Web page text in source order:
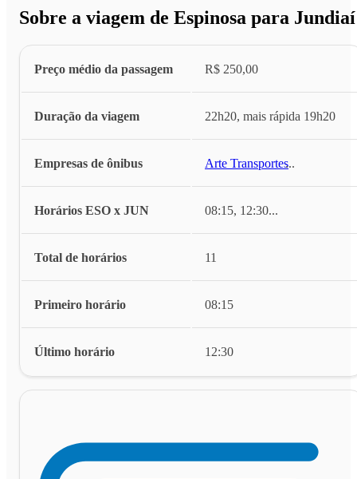
Sobre a viagem de Espinosa para Jundiaí
Preço médio da passagem R$ 250,00
Duração da viagem 22h20, mais rápida 19h20
Empresas de ônibus Arte Transportes...
Horários ESO x JUN 08:15, 12:30...
Total de horários 11
Primeiro horário 08:15
Último horário 12:30